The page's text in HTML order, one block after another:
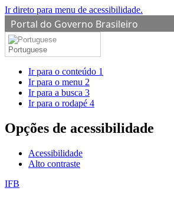
Ir direto para menu de acessibilidade.
Portal do Governo Brasileiro
Portuguese
Ir para o conteúdo 1
Ir para o menu 2
Ir para a busca 3
Ir para o rodapé 4
Opções de acessibilidade
Acessibilidade
Alto contraste
IFB